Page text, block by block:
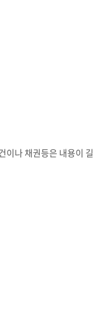
나 채권등은 내용이